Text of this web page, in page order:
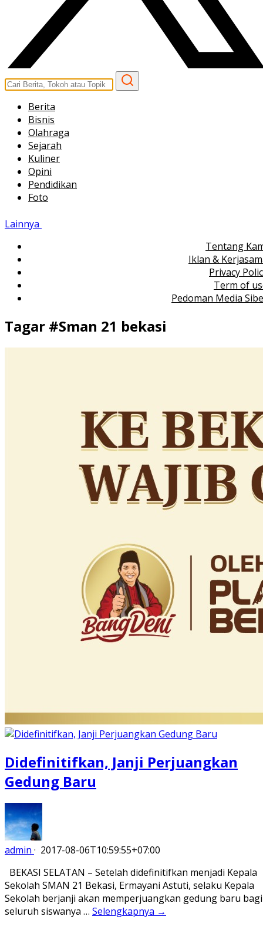
Berita
Bisnis
Olahraga
Sejarah
Kuliner
Opini
Pendidikan
Foto
Lainnya
Tentang
Iklan &
Privacy
Term of
Pedoman Media
Tagar #Sman 21 bekasi
Didefinitifkan, Janji Perjuangkan
Gedung Baru
admin · 2017-08-06T10:59:55+07:00
BEKASI SELATAN – Setelah didefinitifkan menjadi Kepala
Sekolah SMAN 21 Bekasi, Ermayani Astuti, selaku Kepala
Sekolah berjanji akan memperjuangkan gedung baru bagi
seluruh siswanya … Selengkapnya →